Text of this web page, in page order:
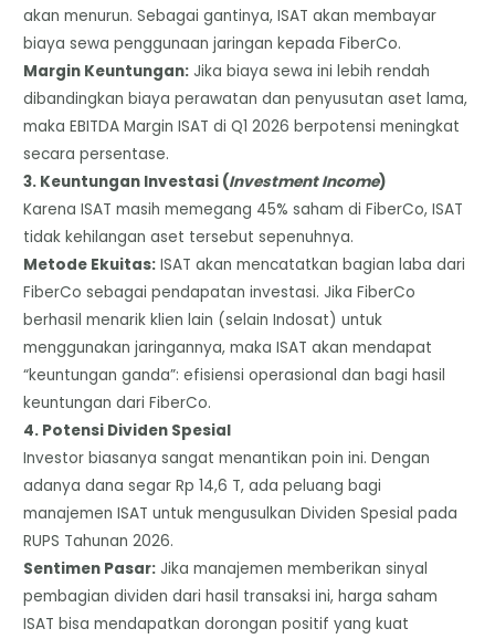
akan menurun. Sebagai gantinya, ISAT akan membayar
biaya sewa penggunaan jaringan kepada FiberCo.
Margin Keuntungan: Jika biaya sewa ini lebih rendah
dibandingkan biaya perawatan dan penyusutan aset lama,
maka EBITDA Margin ISAT di Q1 2026 berpotensi meningkat
secara persentase.
3. Keuntungan Investasi (Investment Income)
​Karena ISAT masih memegang 45% saham di FiberCo, ISAT
tidak kehilangan aset tersebut sepenuhnya.
​Metode Ekuitas: ISAT akan mencatatkan bagian laba dari
FiberCo sebagai pendapatan investasi. Jika FiberCo
berhasil menarik klien lain (selain Indosat) untuk
menggunakan jaringannya, maka ISAT akan mendapat
“keuntungan ganda”: efisiensi operasional dan bagi hasil
keuntungan dari FiberCo.
​4. Potensi Dividen Spesial
​Investor biasanya sangat menantikan poin ini. Dengan
adanya dana segar Rp 14,6 T, ada peluang bagi
manajemen ISAT untuk mengusulkan Dividen Spesial pada
RUPS Tahunan 2026.
​Sentimen Pasar: Jika manajemen memberikan sinyal
pembagian dividen dari hasil transaksi ini, harga saham
ISAT bisa mendapatkan dorongan positif yang kuat